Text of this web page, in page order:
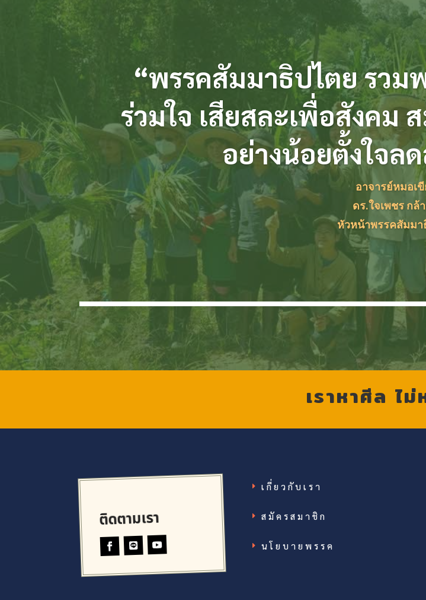
“พรรคสัมมาธิปไตย รวม
ร่วมใจ เสียสละเพื่อสังคม
อย่างน้อยตั้งใจล
อาจารย์หมอเ
ดร.ใจเพชร กล้
หัวหน้าพรรคสัมมา
เราหาศีล ไม่
ติดตามเรา
เกี่ยวกับเรา
สมัครสมาชิก
นโยบายพรรค